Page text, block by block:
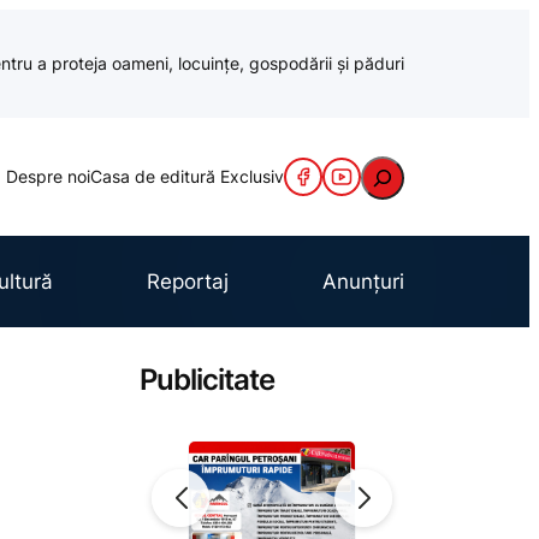
a proteja oameni, locuințe, gospodării și păduri
Despre noiCasa de editură Exclusiv Caută
Reportaj Anunțuri
Publicitate